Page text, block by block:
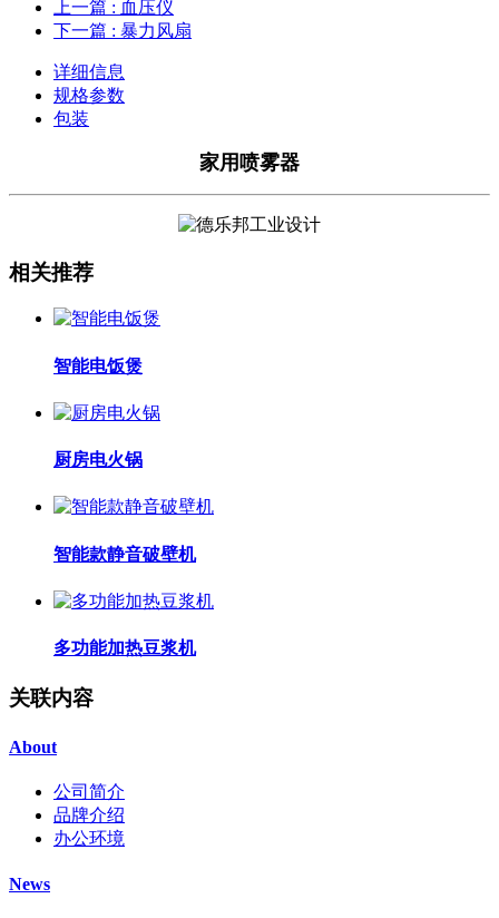
上一篇 : 血压仪
下一篇 : 暴力风扇
详细信息
规格参数
包装
家用喷雾器
相关推荐
智能电饭煲
厨房电火锅
智能款静音破壁机
多功能加热豆浆机
关联内容
About
公司简介
品牌介绍
办公环境
News